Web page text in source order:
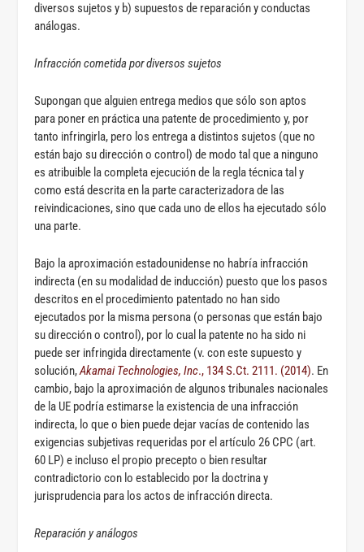
diversos sujetos y b) supuestos de reparación y conductas
análogas.
Infracción cometida por diversos sujetos
Supongan que alguien entrega medios que sólo son aptos
para poner en práctica una patente de procedimiento y, por
tanto infringirla, pero los entrega a distintos sujetos (que no
están bajo su dirección o control) de modo tal que a ninguno
es atribuible la completa ejecución de la regla técnica tal y
como está descrita en la parte caracterizadora de las
reivindicaciones, sino que cada uno de ellos ha ejecutado sólo
una parte.
Bajo la aproximación estadounidense no habría infracción
indirecta (en su modalidad de inducción) puesto que los pasos
descritos en el procedimiento patentado no han sido
ejecutados por la misma persona (o personas que están bajo
su dirección o control), por lo cual la patente no ha sido ni
puede ser infringida directamente (v. con este supuesto y
solución,Akamai Technologies, Inc., 134 S.Ct. 2111. (2014). En
cambio, bajo la aproximación de algunos tribunales nacionales
de la UE podría estimarse la existencia de una infracción
indirecta, lo que o bien puede dejar vacías de contenido las
exigencias subjetivas requeridas por el artículo 26 CPC (art.
60 LP) e incluso el propio precepto o bien resultar
contradictorio con lo establecido por la doctrina y
jurisprudencia para los actos de infracción directa.
Reparación y análogos